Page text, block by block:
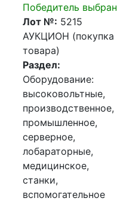
Победитель выбран
Лот №: 5215
АУКЦИОН (покупка
товара)
Раздел:
Оборудование:
высоковольтные,
производственное,
промышленное,
серверное,
лобараторные,
медицинское,
станки,
вспомогательное